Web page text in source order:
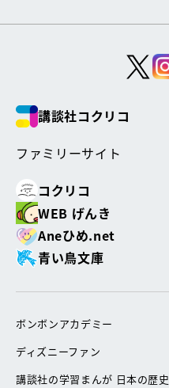
講談社コクリコ
ファミリーサイト
コクリコ
WEB げんき
Aneひめ.net
青い鳥文庫
ボンボンアカデミー
ディズニーファン
講談社の学習まんが 日本の歴史